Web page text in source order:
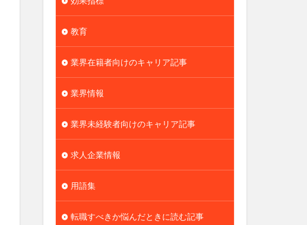
教育
業界在籍者向けのキャリア記事
業界情報
業界未経験者向けのキャリア記事
求人企業情報
用語集
転職すべきか悩んだときに読む記事